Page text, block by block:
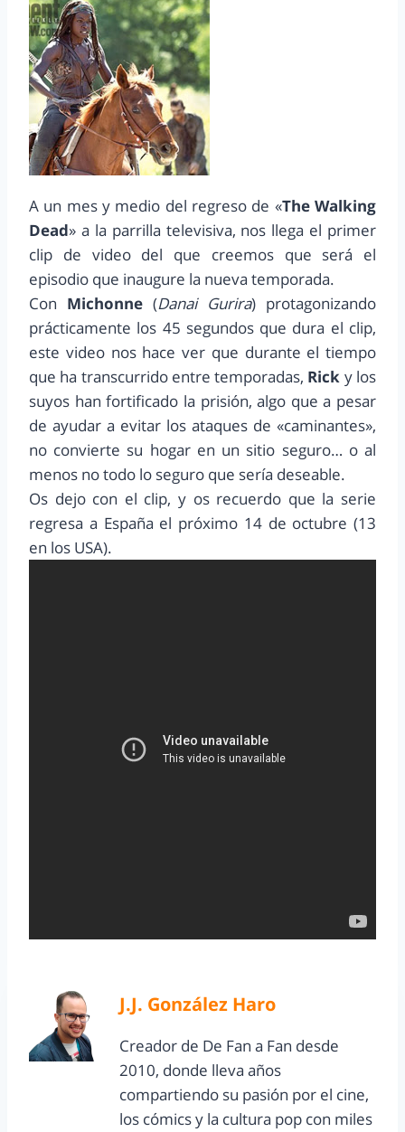
A un mes y medio del regreso de «The Walking
Dead» a la parrilla televisiva, nos llega el primer
clip de video del que creemos que será el
episodio que inaugure la nueva temporada.
Con Michonne (Danai Gurira) protagonizando
prácticamente los 45 segundos que dura el clip,
este video nos hace ver que durante el tiempo
que ha transcurrido entre temporadas, Rick y los
suyos han fortificado la prisión, algo que a pesar
de ayudar a evitar los ataques de «caminantes»,
no convierte su hogar en un sitio seguro… o al
menos no todo lo seguro que sería deseable.
Os dejo con el clip, y os recuerdo que la serie
regresa a España el próximo 14 de octubre (13
en los USA).
J.J. González Haro
Creador de De Fan a Fan desde
2010, donde lleva años
compartiendo su pasión por el cine,
los cómics y la cultura pop con miles